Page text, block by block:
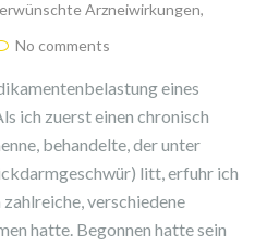
Arzneiwirkungen,
No comments
eines
ich zuerst einen chronisch
behandelte, der unter
litt, erfuhr ich
verschiedene
hatte. Begonnen hatte sein